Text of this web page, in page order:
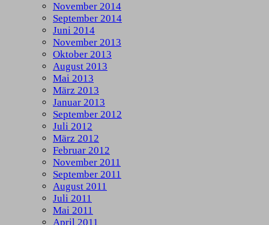
November 2014
September 2014
Juni 2014
November 2013
Oktober 2013
August 2013
Mai 2013
März 2013
Januar 2013
September 2012
Juli 2012
März 2012
Februar 2012
November 2011
September 2011
August 2011
Juli 2011
Mai 2011
April 2011